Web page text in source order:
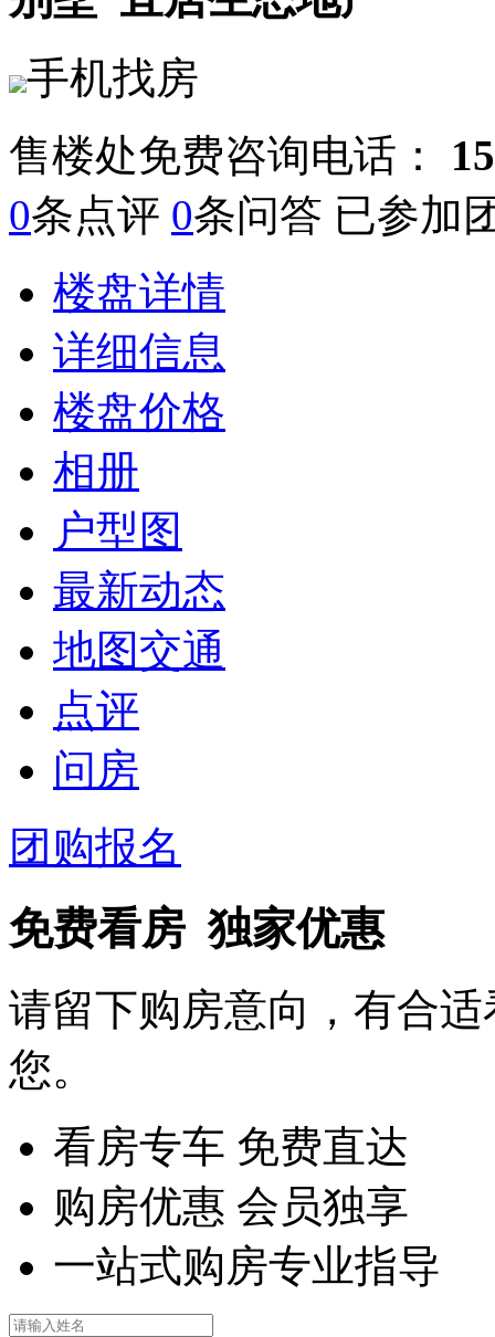
手机找房
售楼处免费咨询电话：
0条点评 0条问答 已参加
楼盘详情
详细信息
楼盘价格
相册
户型图
最新动态
地图交通
点评
问房
团购报名
免费看房 独家优惠
请留下购房意向，有合
您。
看房专车 免费直达
购房优惠 会员独享
一站式购房专业指导